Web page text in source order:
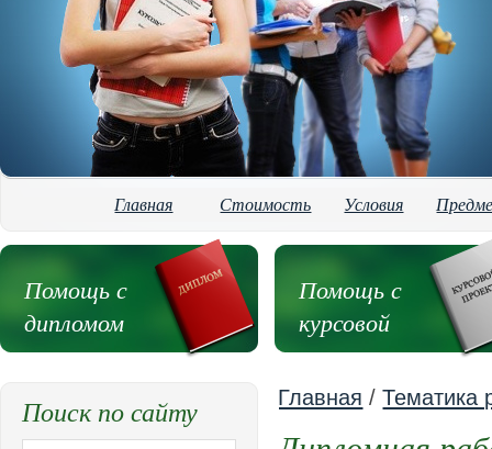
Главная Стоимость Условия
Помощь с
дипломом
Помощь с
курсовой
Главная /Тематика
Поиск по сайту